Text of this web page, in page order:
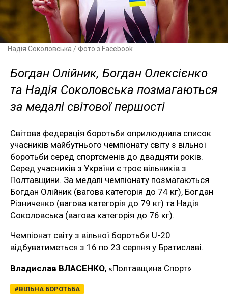
Надія Соколовська / Фото з Facebook
Богдан Олійник, Богдан Олексієнко
та Надія Соколовська позмагаються
за медалі світової першості
Світова федерація боротьби оприлюднила список
учасників майбутнього чемпіонату світу з вільної
боротьби серед спортсменів до двадцяти років.
Серед учасників з України є троє вільників з
Полтавщини. За медалі чемпіонату позмагаються
Богдан Олійник (вагова категорія до 74 кг), Богдан
Різниченко (вагова категорія до 79 кг) та Надія
Соколовська (вагова категорія до 76 кг).
Чемпіонат світу з вільної боротьби U-20
відбуватиметься з 16 по 23 серпня у Братиславі.
Владислав ВЛАСЕНКО, «Полтавщина Спорт»
ВІЛЬНА БОРОТЬБА